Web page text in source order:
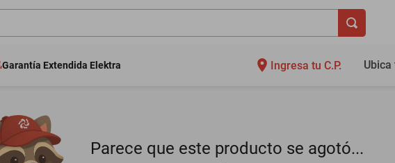
Garantía Extendida Elektra Ingresa tu C.P.
Parece que este producto se agotó...